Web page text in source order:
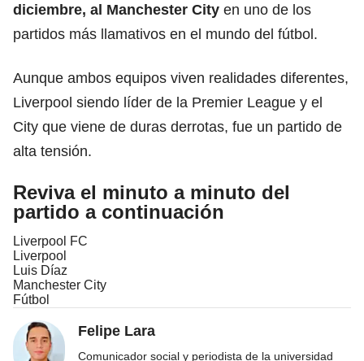
diciembre, al Manchester City en uno de los
partidos más llamativos en el mundo del fútbol.
Aunque ambos equipos viven realidades diferentes,
Liverpool siendo líder de la Premier League y el
City que viene de duras derrotas, fue un partido de
alta tensión.
Reviva el minuto a minuto del
partido a continuación
Liverpool FC
Liverpool
Luis Díaz
Manchester City
Fútbol
Felipe Lara
Comunicador social y periodista de la universidad